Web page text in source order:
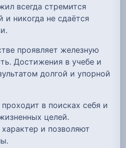
всегда стремится
и никогда не сдаётся
проявляет железную
Достижения в учебе и
долгой и упорной
в поисках себя и
целей.
и позволяют